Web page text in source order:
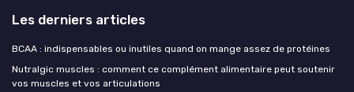
Les derniers articles
BCAA : indispensables ou inutiles quand on mange assez de protéines
Nutralgic muscles : comment ce complément alimentaire peut soutenir
vos muscles et vos articulations